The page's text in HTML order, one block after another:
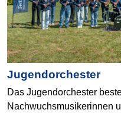
Jugendorchester
Das Jugendorchester
Nachwuchsmusikerinnen